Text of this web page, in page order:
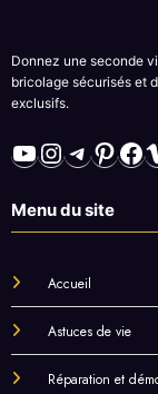
Donnez une seconde
bricolage sécurisés et
exclusifs.
YouTube
Instagram
Menu du site
Accueil
Astuces de vie
Réparation et